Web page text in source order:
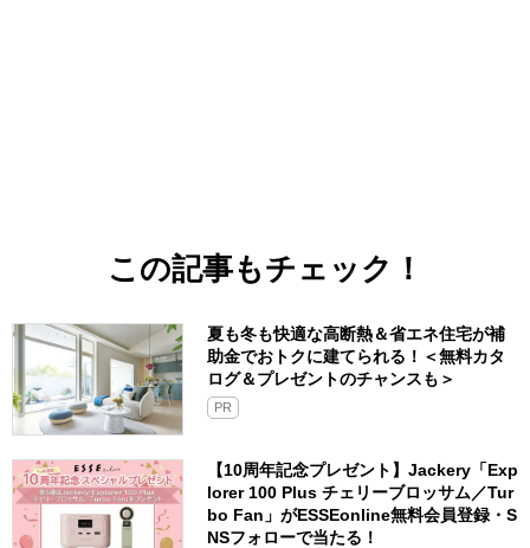
この記事もチェック！
夏も冬も快適な高断熱＆省エネ住宅が補
助金でおトクに建てられる！＜無料カタ
ログ＆プレゼントのチャンスも＞
PR
【10周年記念プレゼント】Jackery「Exp
lorer 100 Plus チェリーブロッサム／Tur
bo Fan」がESSEonline無料会員登録・S
NSフォローで当たる！